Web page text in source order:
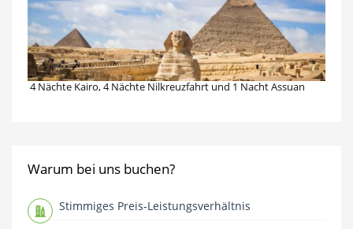
4 Nächte Kairo, 4 Nächte Nilkreuzfahrt und 1 Nacht Assuan
Warum bei uns buchen?
Stimmiges Preis-Leistungsverhältnis